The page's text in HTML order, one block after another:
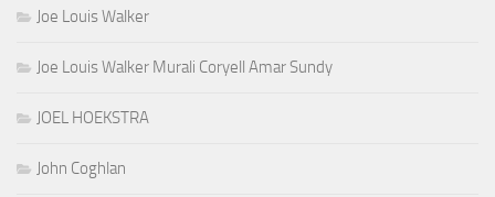
Joe Louis Walker
Joe Louis Walker Murali Coryell Amar Sundy
JOEL HOEKSTRA
John Coghlan